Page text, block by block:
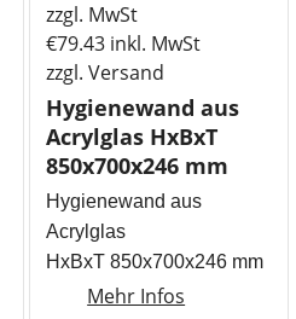
zzgl. MwSt
€79.43 inkl. MwSt
zzgl. Versand
Hygienewand aus
Acrylglas HxBxT
850x700x246 mm
Hygienewand aus
Acrylglas
HxBxT 850x700x246 mm
Mehr Infos